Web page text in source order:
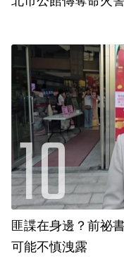
匪諜在身邊？前祕
可能不慎洩露